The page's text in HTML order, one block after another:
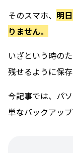
そのスマホ、 明
りません。
いざという時の
残せるように保
今記事では、パ
単なバックアッ